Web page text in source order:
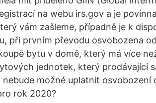
na webu irs.gov a je
vám zašleme, případně je k
při prvním převodu osvobozena
bytu v domě, který má více
jednotek, který prodávající
možné uplatnit osvobození
rok 2020?